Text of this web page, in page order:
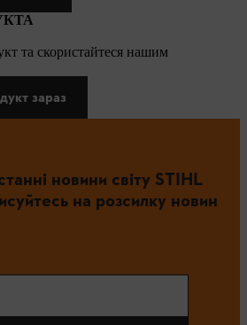
та скористайтеся нашим
зараз
новини світу STIHL
на розсилку новин